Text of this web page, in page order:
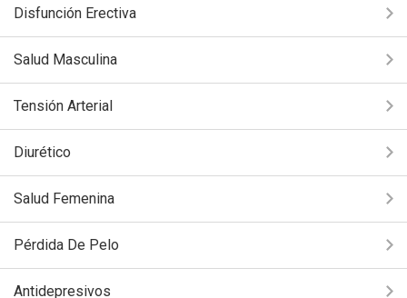
Disfunción Erectiva
Salud Masculina
Tensión Arterial
Diurético
Salud Femenina
Pérdida De Pelo
Antidepresivos